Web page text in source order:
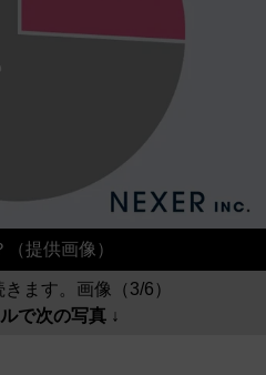
提供画像）
ます。画像（3/6）
で次の写真 ↓